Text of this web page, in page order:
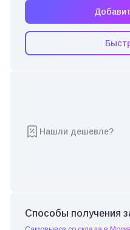
Нашли дешевле?
Способы получения